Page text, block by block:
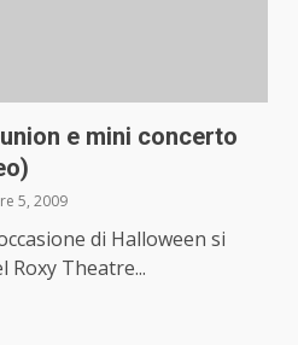
e mini concerto
5, 2009
di Halloween si
Theatre...